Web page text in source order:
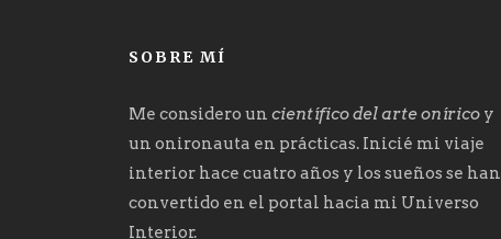
SOBRE MÍ
Me considero un científico del arte onírico y
un onironauta en prácticas. Inicié mi viaje
interior hace cuatro años y los sueños se han
convertido en el portal hacia mi Universo
Interior.